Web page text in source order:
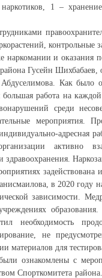
наркотиков, 1 –
наркомании и оказания
Гусейн
Как было
работа на
среди
мероприятия.
адресная
активно
здравоохранения.
в 2020 году
зависимости.
необходимость
не
материалов для
ознакомлены с
Спорткомитета